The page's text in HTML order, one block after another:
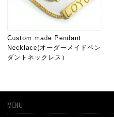
Custom made Pendant
Necklace(オーダーメイドペン
ダントネックレス）
MENU